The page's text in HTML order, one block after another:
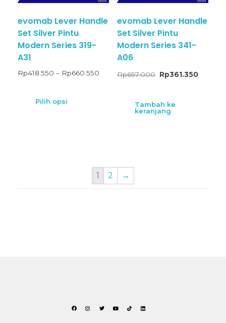
evomab Lever Handle
Set Silver Pintu
Modern Series 319-
A31
Rp418.550 – Rp660.550
Pilih opsi
evomab Lever Handle
Set Silver Pintu
Modern Series 341-
A06
Rp657.000 Rp361.350
Tambah ke
keranjang
1 2 →